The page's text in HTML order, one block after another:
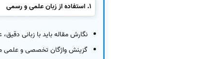
1. استفاده از زبان علمی و رسمی
نگارش مقاله باید با زبانی دقیق،
گزینش واژگان تخصصی و علمی